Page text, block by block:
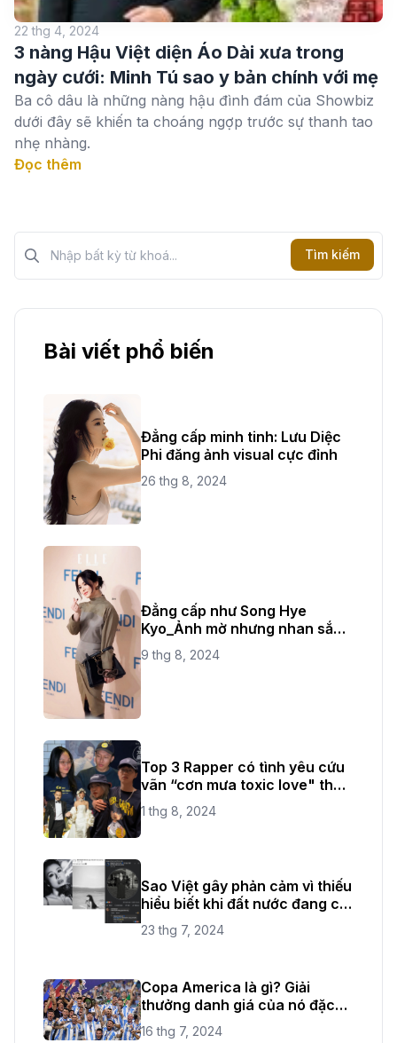
22 thg 4, 2024
3 nàng Hậu Việt diện Áo Dài xưa trong
ngày cưới: Minh Tú sao y bản chính với mẹ
Ba cô dâu là những nàng hậu đình đám của Showbiz
dưới đây sẽ khiến ta choáng ngợp trước sự thanh tao
nhẹ nhàng.
Đọc thêm
Tìm kiếm?>
Tìm kiếm
Bài viết phổ biến
Đẳng cấp minh tinh: Lưu Diệc
Phi đăng ảnh visual cực đỉnh
26 thg 8, 2024
Đẳng cấp như Song Hye
Kyo_Ảnh mờ nhưng nhan sắc
không bao giờ mờ
9 thg 8, 2024
Top 3 Rapper có tình yêu cứu
vãn “cơn mưa toxic love" thời
gian vừa qua
1 thg 8, 2024
Sao Việt gây phản cảm vì thiếu
hiểu biết khi đất nước đang có
quốc tang
23 thg 7, 2024
Copa America là gì? Giải
thưởng danh giá của nó đặc
biệt như thế nào?
16 thg 7, 2024